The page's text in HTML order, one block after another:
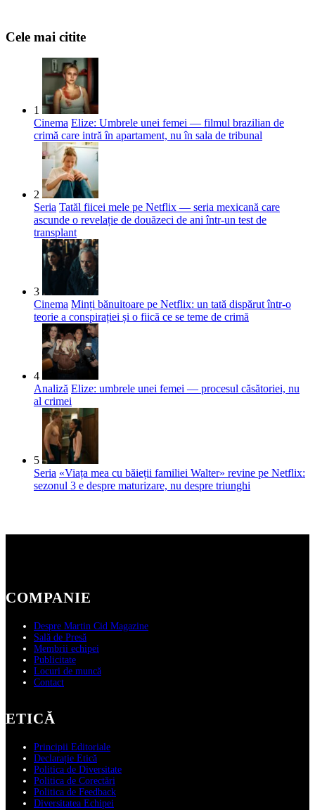
Cele mai citite
1
Cinema Elize: Umbrele unei femei — filmul brazilian de
crimă care intră în apartament, nu în sala de tribunal
2
Seria Tatăl fiicei mele pe Netflix — seria mexicană care
ascunde o revelație de douăzeci de ani într-un test de
transplant
3
Cinema Minți bănuitoare pe Netflix: un tată dispărut într-o
teorie a conspirației și o fiică ce se teme de crimă
4
Analiză Elize: umbrele unei femei — procesul căsătoriei, nu
al crimei
5
Seria «Viața mea cu băieții familiei Walter» revine pe Netflix:
sezonul 3 e despre maturizare, nu despre triunghi
COMPANIE
Despre Martin Cid Magazine
Sală de Presă
Membrii echipei
Publicitate
Locuri de muncă
Contact
ETICĂ
Principii Editoriale
Declarație Etică
Politica de Diversitate
Politica de Corectări
Politica de Feedback
Diversitatea Echipei